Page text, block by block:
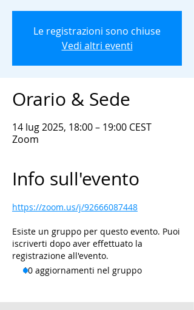
Le registrazioni sono chiuse
Vedi altri eventi
Orario & Sede
14 lug 2025, 18:00 – 19:00 CEST
Zoom
Info sull'evento
https://zoom.us/j/92666087448
Esiste un gruppo per questo evento. Puoi
iscriverti dopo aver effettuato la
registrazione all'evento.
10 aggiornamenti nel gruppo